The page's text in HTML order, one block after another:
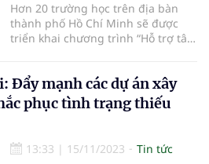
Hơn 20 trường học trên địa bàn
thành phố Hồ Chí Minh sẽ được
triển khai chương trình “Hỗ trợ tâm
Đẩy mạnh các dự án xây
phục tình trạng thiếu
13:33 | 15/11/2023
Tin tức